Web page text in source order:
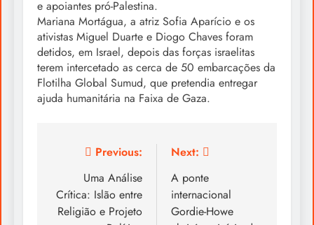
e apoiantes pró-Palestina.
Mariana Mortágua, a atriz Sofia Aparício e os
ativistas Miguel Duarte e Diogo Chaves foram
detidos, em Israel, depois das forças israelitas
terem intercetado as cerca de 50 embarcações da
Flotilha Global Sumud, que pretendia entregar
ajuda humanitária na Faixa de Gaza.
navigation
Previous:
Uma Análise
Crítica: Islão entre
Religião e Projeto
Next:
A ponte
internacional
Gordie-Howe